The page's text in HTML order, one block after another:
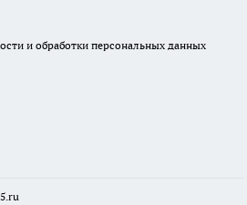
и обработки персональных данных
u